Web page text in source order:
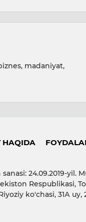
madaniyat,
HAQIDA
24.09.2019-yil.
Respublikasi,
ko'chasi, 31А uy,